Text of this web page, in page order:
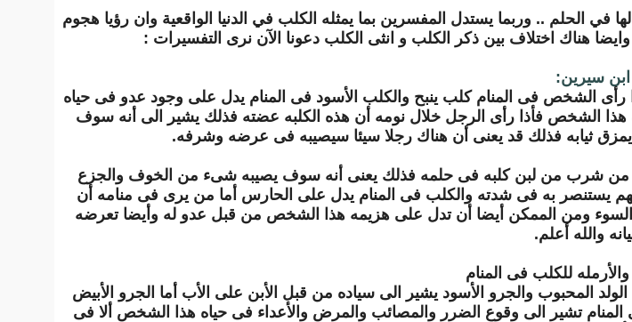
في الحلم .. وربما يستدل المفسرين بما يمثله الكلب في الدنيا الواقعية وان رؤيا هجوم
هناك اختلاف بين ذكر الكلب و انثى الكلب دعونا الآن نرى التفسيرات :
ابن سيرين:
الشخص فى المنام كلب ينبح والكلب الأسود فى المنام يدل على وجود عدو فى حياه
الشخص فأذا رأى الرجل خلال نومه أن هذه الكلبه عضته فذلك يشير الى أنه سوف
ثيابه فذلك قد يعنى أن هناك رجلا سيئا سيصيبه فى عرضه وشرفه.
من شرب من لبن كلبه فى حلمه فذلك يعنى أنه سوف يصيبه شىء من الخوف والجزع
يستنصر به فى شدته والكلب فى المنام يدل على الحارس أما من يرى فى منامه أن
ومن الممكن أيضا أن تدل على هزيمه هذا الشخص من قبل عدو له وأيضا تعرضه
والله أعلم.
للكلب فى المنام
المحبوب والجرو الأسود يشير الى سياده من قبل الأبن على الأب أما الجرو الأبيض
تشير الى وقوع الضرر والمصائب والمرض والأعداء فى حياه هذا الشخص ألا فى